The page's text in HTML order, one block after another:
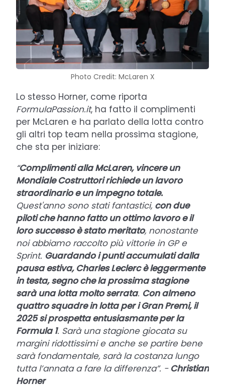
Photo Credit: McLaren X
Lo stesso Horner, come riporta
FormulaPassion.it, ha fatto il complimenti
per McLaren e ha parlato della lotta contro
gli altri top team nella prossima stagione,
che sta per iniziare:
“Complimenti alla McLaren, vincere un
Mondiale Costruttori richiede un lavoro
straordinario e un impegno totale.
Quest'anno sono stati fantastici, con due
piloti che hanno fatto un ottimo lavoro e il
loro successo è stato meritato, nonostante
noi abbiamo raccolto più vittorie in GP e
Sprint. Guardando i punti accumulati dalla
pausa estiva, Charles Leclerc è leggermente
in testa, segno che la prossima stagione
sarà una lotta molto serrata. Con almeno
quattro squadre in lotta per i Gran Premi, il
2025 si prospetta entusiasmante per la
Formula 1. Sarà una stagione giocata su
margini ridottissimi e anche se partire bene
sarà fondamentale, sarà la costanza lungo
tutta l’annata a fare la differenza”. -Christian
Horner